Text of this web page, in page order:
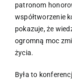
patronom
współtworzenie
pokazuje, że
ogromną moc
życia.
Była to